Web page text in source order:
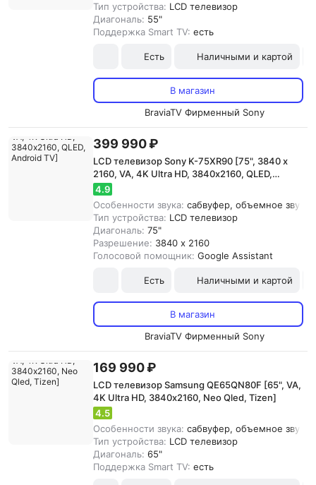
Тип устройства: LCD телевизор
Диагональ: 55"
Поддержка Smart TV: есть
Есть Наличными и картой
В магазин
BraviaTV Фирменный Sony
399 990 ₽
LCD телевизор Sony K-75XR90 [75", 3840 x
2160, VA, 4K Ultra HD, 3840х2160, QLED,
Android TV]
4.9
Особенности звука: сабвуфер, объемное
Тип устройства: LCD телевизор
Диагональ: 75"
Разрешение: 3840 x 2160
Голосовой помощник: Google Assistant
Есть Наличными и картой
В магазин
BraviaTV Фирменный Sony
169 990 ₽
LCD телевизор Samsung QE65QN80F [65", VA,
4K Ultra HD, 3840х2160, Neo Qled, Tizen]
4.5
Особенности звука: сабвуфер, объемное
Тип устройства: LCD телевизор
Диагональ: 65"
Поддержка Smart TV: есть